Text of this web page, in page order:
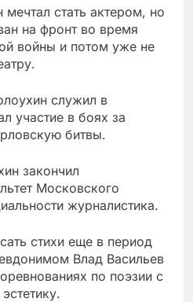
стать актером, но
на фронт во время
войны и потом уже не
служил в
участие в боях за
битвы.
закончил
Московского
журналистика.
стихи еще в период
Влад Васильев
по поэзии с